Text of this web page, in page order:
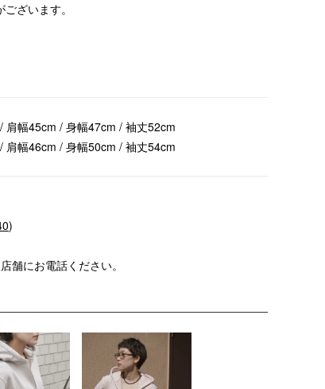
ございます。
肩幅45cm / 身幅47cm / 袖丈52cm
肩幅46cm / 身幅50cm / 袖丈54cm
)
舗にお電話ください。